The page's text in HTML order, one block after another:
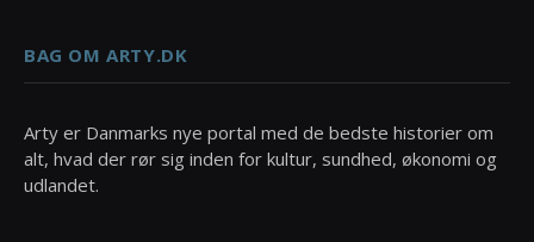
BAG OM ARTY.DK
Arty er Danmarks nye portal med de bedste historier om
alt, hvad der rør sig inden for kultur, sundhed, økonomi og
udlandet.